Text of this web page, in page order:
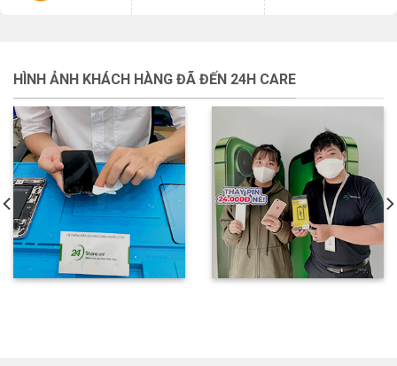
HÌNH ẢNH KHÁCH HÀNG ĐÃ ĐẾN 24H CARE